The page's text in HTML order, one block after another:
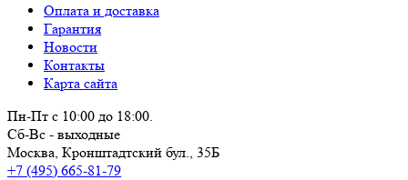
Оплата и доставка
Гарантия
Новости
Контакты
Карта сайта
Пн-Пт с 10:00 до 18:00.
Сб-Вс - выходные
Москва, Кронштадтский бул., 35Б
+7 (495) 665-81-79